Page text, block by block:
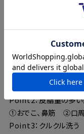
ノーファンデ肌
Point1：泡で洗う、手
Point2：皮脂量の多
①おでこ、鼻筋 ②口
Point3：クルクル洗う